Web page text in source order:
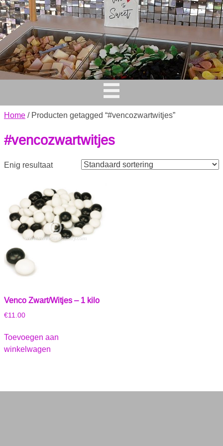
Home / Producten getagged “#vencozwartwitjes”
#vencozwartwitjes
Enig resultaat
Venco Zwart/Witjes – 1 kilo
€11.00
Toevoegen aan
winkelwagen